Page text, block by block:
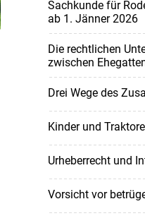
Sachkunde für
ab 1. Jänner 2026
Die rechtlichen
zwischen
Drei Wege des
Kinder und
Urheberrecht und
Vorsicht vor